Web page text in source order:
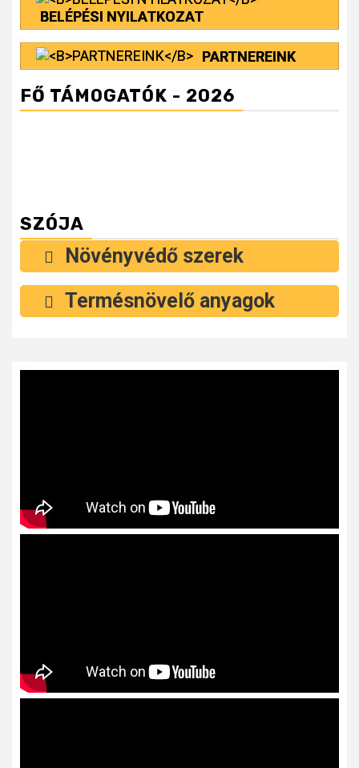
BELÉPÉSI NYILATKOZAT
PARTNEREINK
FŐ TÁMOGATÓK - 2026
SZÓJA
Növényvédő szerek
Termésnövelő anyagok